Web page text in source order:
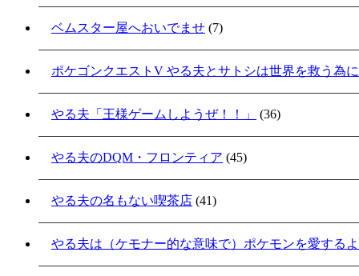
ベムスター屋へおいでませ (7)
ポケゴンクエストV やる夫とサトシは世界を救う為
やる夫「王様ゲームしようぜ！！」 (36)
やる夫のDQM・フロンティア (45)
やる夫の名もない喫茶店 (41)
やる夫は（ケモナー的な意味で）ポケモンを愛する